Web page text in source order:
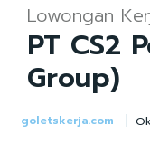
Lowongan
PT CS2
Group)
goletskerja.com